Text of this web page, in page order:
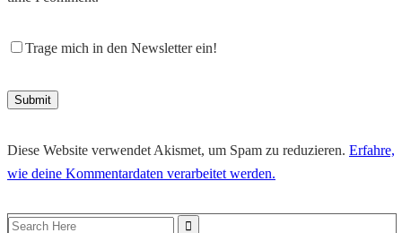
Trage mich in den Newsletter ein!
Diese Website verwendet Akismet, um Spam zu reduzieren. Erfahre,
wie deine Kommentardaten verarbeitet werden.